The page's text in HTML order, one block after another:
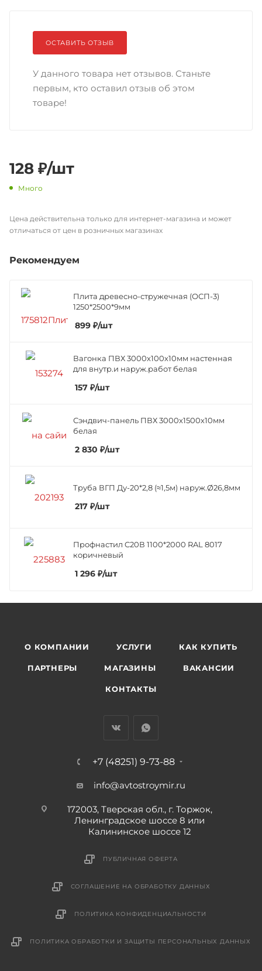
ОСТАВИТЬ ОТЗЫВ
У данного товара нет отзывов. Станьте
первым, кто оставил отзыв об этом
товаре!
128 ₽/шт
Много
Цена действительна только для интернет-магазина и может
отличаться от цен в розничных магазинах
Рекомендуем
Плита древесно-стружечная (ОСП-3)
1250*2500*9мм
899 ₽/шт
Вагонка ПВХ 3000х100х10мм настенная
для внутр.и наруж.работ белая
157 ₽/шт
Сэндвич-панель ПВХ 3000х1500х10мм
белая
2 830 ₽/шт
Труба ВГП Ду-20*2,8 (≈1,5м) наруж.Ø26,8мм
217 ₽/шт
Профнастил C20В 1100*2000 RAL 8017
коричневый
1 296 ₽/шт
О КОМПАНИИ УСЛУГИ КАК КУПИТЬ
ПАРТНЕРЫ МАГАЗИНЫ ВАКАНСИИ
КОНТАКТЫ
+7 (48251) 9-73-88
info@avtostroymir.ru
172003, Тверская обл., г. Торжок,
Ленинградское шоссе 8 или
Калининское шоссе 12
ПУБЛИЧНАЯ ОФЕРТА
СОГЛАШЕНИЕ НА ОБРАБОТКУ ДАННЫХ
ПОЛИТИКА КОНФИДЕНЦИАЛЬНОСТИ
ПОЛИТИКА ОБРАБОТКИ И ЗАЩИТЫ ПЕРСОНАЛЬНЫХ ДАННЫХ